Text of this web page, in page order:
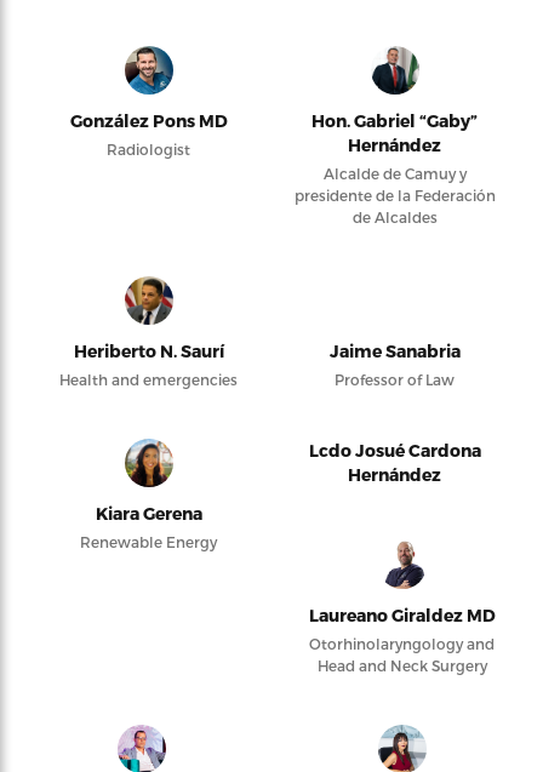
González Pons MD
Radiologist
Hon. Gabriel “Gaby”
Hernández
Alcalde de Camuy y
presidente de la Federación
de Alcaldes
Heriberto N. Saurí
Health and emergencies
Jaime Sanabria
Professor of Law
Kiara Gerena
Renewable Energy
Lcdo Josué Cardona
Hernández
Laureano Giraldez MD
Otorhinolaryngology and
Head and Neck Surgery